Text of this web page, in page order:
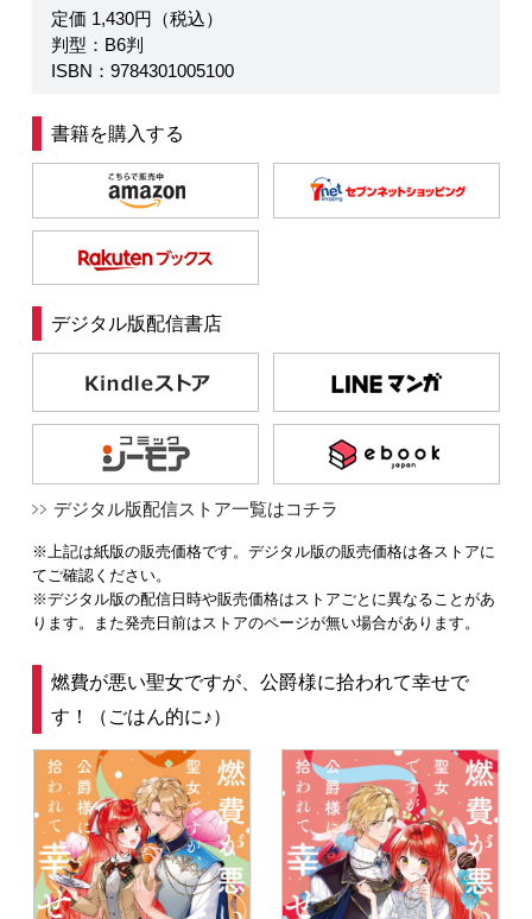
定価 1,430円（税込）
判型：B6判
ISBN：9784301005100
書籍を購入する
デジタル版配信書店
デジタル版配信ストア一覧はコチラ
※上記は紙版の販売価格です。デジタル版の販売価格は各ストアに
てご確認ください。
※デジタル版の配信日時や販売価格はストアごとに異なることがあ
ります。また発売日前はストアのページが無い場合があります。
燃費が悪い聖女ですが、公爵様に拾われて幸せで
す！（ごはん的に♪）